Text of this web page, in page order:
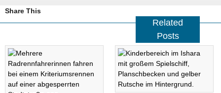
Share This
Related
Posts